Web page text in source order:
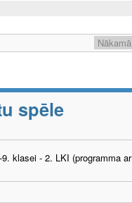
Nākamā
spēle
klasei - 2. LKI (programma ar